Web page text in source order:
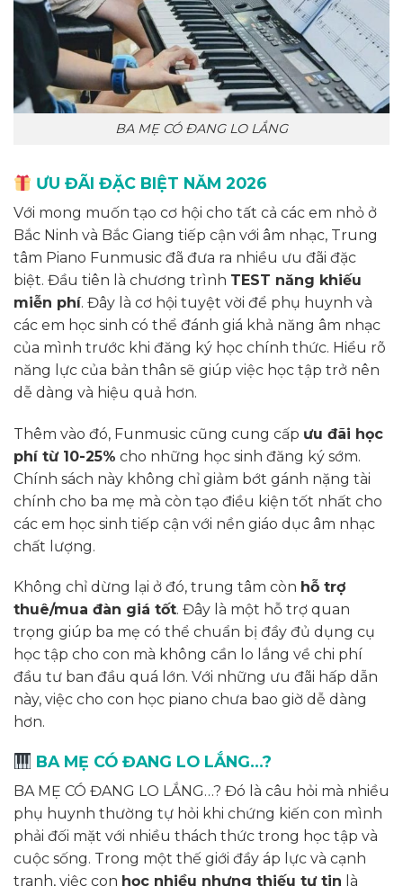
BA MẸ CÓ ĐANG LO LẮNG
ƯU ĐÃI ĐẶC BIỆT NĂM 2026
Với mong muốn tạo cơ hội cho tất cả các em nhỏ ở
Bắc Ninh và Bắc Giang tiếp cận với âm nhạc, Trung
tâm Piano Funmusic đã đưa ra nhiều ưu đãi đặc
biệt. Đầu tiên là chương trình TEST năng khiếu
miễn phí. Đây là cơ hội tuyệt vời để phụ huynh và
các em học sinh có thể đánh giá khả năng âm nhạc
của mình trước khi đăng ký học chính thức. Hiểu rõ
năng lực của bản thân sẽ giúp việc học tập trở nên
dễ dàng và hiệu quả hơn.
Thêm vào đó, Funmusic cũng cung cấp ưu đãi học
phí từ 10-25% cho những học sinh đăng ký sớm.
Chính sách này không chỉ giảm bớt gánh nặng tài
chính cho ba mẹ mà còn tạo điều kiện tốt nhất cho
các em học sinh tiếp cận với nền giáo dục âm nhạc
chất lượng.
Không chỉ dừng lại ở đó, trung tâm còn hỗ trợ
thuê/mua đàn giá tốt. Đây là một hỗ trợ quan
trọng giúp ba mẹ có thể chuẩn bị đầy đủ dụng cụ
học tập cho con mà không cần lo lắng về chi phí
đầu tư ban đầu quá lớn. Với những ưu đãi hấp dẫn
này, việc cho con học piano chưa bao giờ dễ dàng
hơn.
BA MẸ CÓ ĐANG LO LẮNG…?
BA MẸ CÓ ĐANG LO LẮNG…? Đó là câu hỏi mà nhiều
phụ huynh thường tự hỏi khi chứng kiến con mình
phải đối mặt với nhiều thách thức trong học tập và
cuộc sống. Trong một thế giới đầy áp lực và cạnh
tranh, việc con học nhiều nhưng thiếu tự tin là